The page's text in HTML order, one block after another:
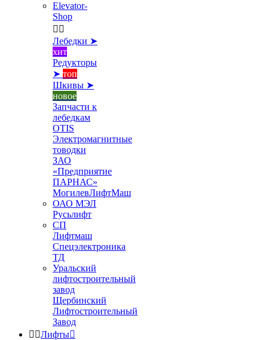
Elevator-
Shop
 
Лебедки ➤
хит
Редукторы
➤ топ
Шкивы ➤
новое
Запчасти к
лебедкам
OTIS
Электромагнитные
товодки
ЗАО
«Предприятие
ПАРНАС»
МогилевЛифтМаш
ОАО МЭЛ
Русьлифт
СП
Лифтмаш
Спецэлектроника
ТД
Уральский
лифтостроительный
завод
Щербинский
Лифтостроительный
Завод
 Лифты